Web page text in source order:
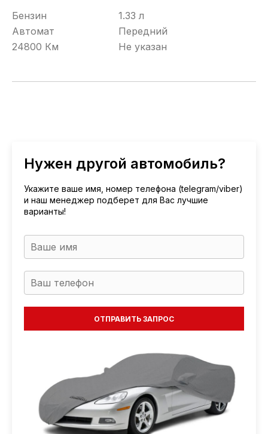
Привод
Передний
Бензин
1.33 л
Автомат
Передний
24800 Км
Не указан
Нужен другой автомобиль?
Укажите ваше имя, номер телефона (telegram/viber)
и наш менеджер подберет для Вас лучшие
варианты!